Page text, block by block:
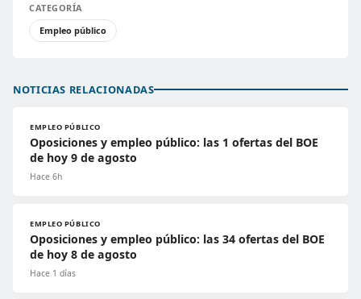
CATEGORÍA
Empleo público
NOTICIAS RELACIONADAS
EMPLEO PÚBLICO
Oposiciones y empleo público: las 1 ofertas del BOE
de hoy 9 de agosto
Hace 6h
EMPLEO PÚBLICO
Oposiciones y empleo público: las 34 ofertas del BOE
de hoy 8 de agosto
Hace 1 días